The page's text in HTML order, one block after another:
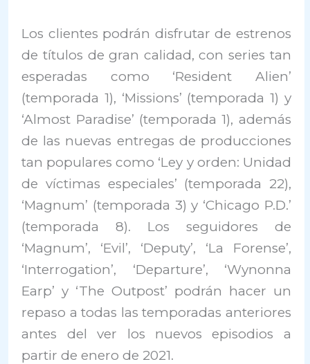
Los clientes podrán disfrutar de estrenos
de títulos de gran calidad, con series tan
esperadas como ‘Resident Alien’
(temporada 1), ‘Missions’ (temporada 1) y
‘Almost Paradise’ (temporada 1), además
de las nuevas entregas de producciones
tan populares como ‘Ley y orden: Unidad
de víctimas especiales’ (temporada 22),
‘Magnum’ (temporada 3) y ‘Chicago P.D.’
(temporada 8). Los seguidores de
‘Magnum’, ‘Evil’, ‘Deputy’, ‘La Forense’,
‘Interrogation’, ‘Departure’, ‘Wynonna
Earp’ y ‘The Outpost’ podrán hacer un
repaso a todas las temporadas anteriores
antes del ver los nuevos episodios a
partir de enero de 2021.